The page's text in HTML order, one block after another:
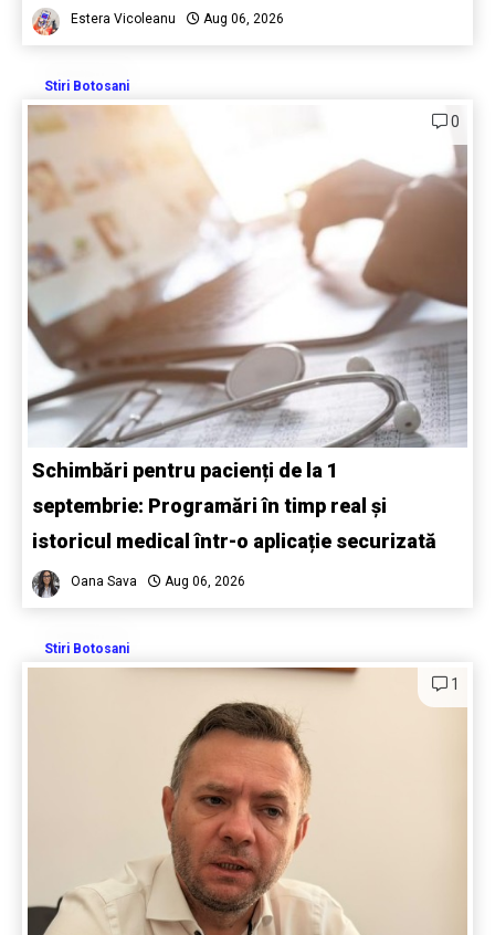
Estera Vicoleanu Aug 06, 2026
Stiri Botosani
0
Schimbări pentru pacienți de la 1
septembrie: Programări în timp real și
istoricul medical într-o aplicație securizată
Oana Sava Aug 06, 2026
Stiri Botosani
1